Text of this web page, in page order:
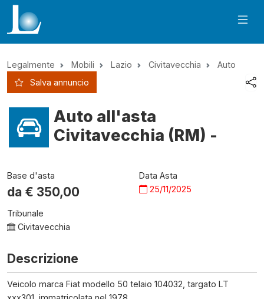
Legalmente Mobili Lazio Civitavecchia
Auto
Salva annuncio
Auto all'asta
Civitavecchia (RM) -
Base d'asta
da € 350,00
Data Asta
25/11/2025
Tribunale
Civitavecchia
Descrizione
Veicolo marca Fiat modello 50 telaio 104032, targato LT